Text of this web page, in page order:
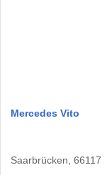
Mercedes Vito
Saarbrücken, 66117